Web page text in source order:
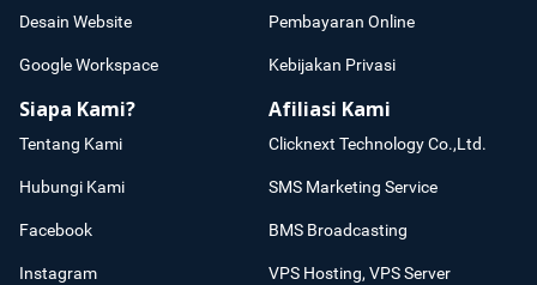
Desain Website
Google Workspace
Pembayaran Online
Kebijakan Privasi
Siapa Kami?
Tentang Kami
Hubungi Kami
Facebook
Instagram
Afiliasi Kami
Clicknext Technology Co.,Ltd.
SMS Marketing Service
BMS Broadcasting
VPS Hosting, VPS Server